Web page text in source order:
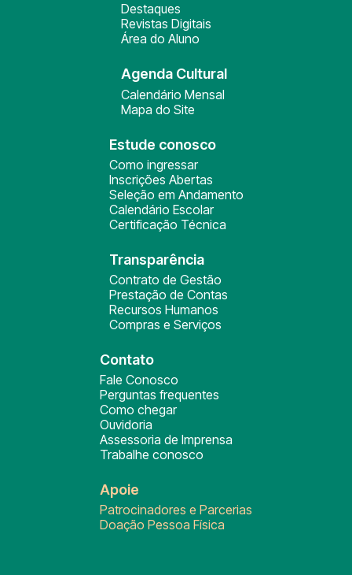
Destaques
Revistas Digitais
Área do Aluno
Agenda Cultural
Calendário Mensal
Mapa do Site
Estude conosco
Como ingressar
Inscrições Abertas
Seleção em Andamento
Calendário Escolar
Certificação Técnica
Transparência
Contrato de Gestão
Prestação de Contas
Recursos Humanos
Compras e Serviços
Contato
Fale Conosco
Perguntas frequentes
Como chegar
Ouvidoria
Assessoria de Imprensa
Trabalhe conosco
Apoie
Patrocinadores e Parcerias
Doação Pessoa Física